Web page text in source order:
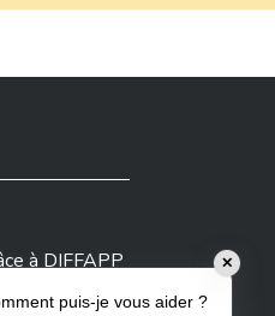
à DIFFAPP ✕
puis-je vous aider ?